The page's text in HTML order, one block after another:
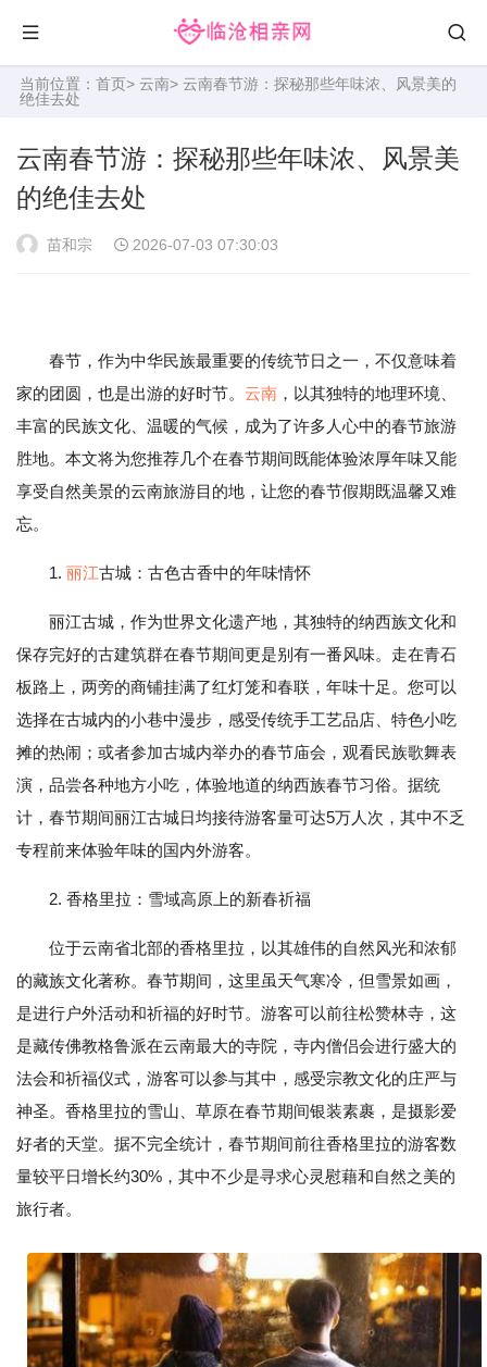
当前位置： 首页> 云南> 云南春节游：探秘那些年味浓、风景美的
绝佳去处
云南春节游：探秘那些年味浓、风景美
的绝佳去处
苗和宗 2026-07-03 07:30:03
春节，作为中华民族最重要的传统节日之一，不仅意味着
家的团圆，也是出游的好时节。 云南 ，以其独特的地理环境、
丰富的民族文化、温暖的气候，成为了许多人心中的春节旅游
胜地。本文将为您推荐几个在春节期间既能体验浓厚年味又能
享受自然美景的云南旅游目的地，让您的春节假期既温馨又难
忘。
1. 丽江古城：古色古香中的年味情怀
丽江古城，作为世界文化遗产地，其独特的纳西族文化和
保存完好的古建筑群在春节期间更是别有一番风味。走在青石
板路上，两旁的商铺挂满了红灯笼和春联，年味十足。您可以
选择在古城内的小巷中漫步，感受传统手工艺品店、特色小吃
摊的热闹；或者参加古城内举办的春节庙会，观看民族歌舞表
演，品尝各种地方小吃，体验地道的纳西族春节习俗。据统
计，春节期间丽江古城日均接待游客量可达5万人次，其中不乏
专程前来体验年味的国内外游客。
2. 香格里拉：雪域高原上的新春祈福
位于云南省北部的香格里拉，以其雄伟的自然风光和浓郁
的藏族文化著称。春节期间，这里虽天气寒冷，但雪景如画，
是进行户外活动和祈福的好时节。游客可以前往松赞林寺，这
是藏传佛教格鲁派在云南最大的寺院，寺内僧侣会进行盛大的
法会和祈福仪式，游客可以参与其中，感受宗教文化的庄严与
神圣。香格里拉的雪山、草原在春节期间银装素裹，是摄影爱
好者的天堂。据不完全统计，春节期间前往香格里拉的游客数
量较平日增长约30%，其中不少是寻求心灵慰藉和自然之美的
旅行者。